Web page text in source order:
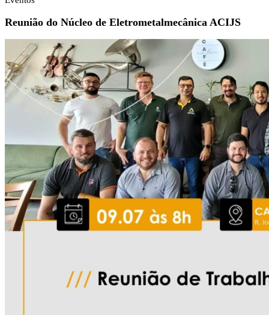
Reunião do Núcleo de Eletrometalmecânica ACIJS